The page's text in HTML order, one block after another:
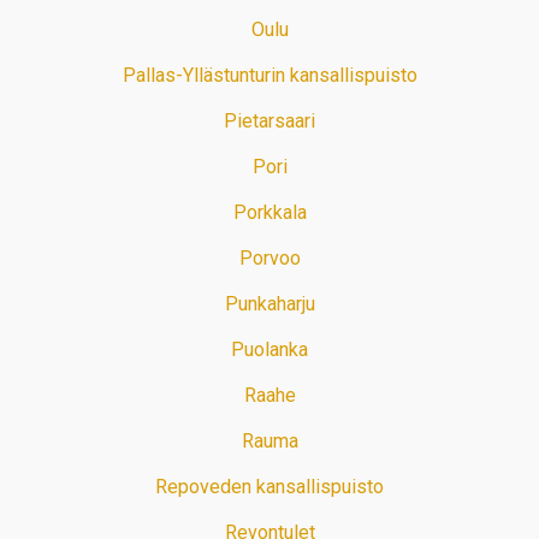
Oulu
Pallas-Yllästunturin kansallispuisto
Pietarsaari
Pori
Porkkala
Porvoo
Punkaharju
Puolanka
Raahe
Rauma
Repoveden kansallispuisto
Revontulet